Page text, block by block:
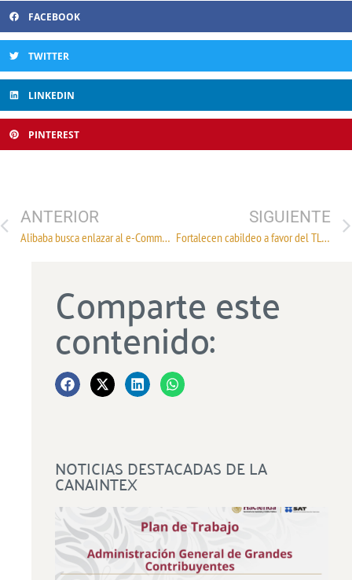
FACEBOOK
TWITTER
LINKEDIN
PINTEREST
ANTERIOR
Alibaba busca enlazar al e-Commerce de México con China
SIGUIENTE
Fortalecen cabildeo a favor del TLCAN
Comparte este
contenido:
NOTICIAS DESTACADAS DE LA
CANAINTEX